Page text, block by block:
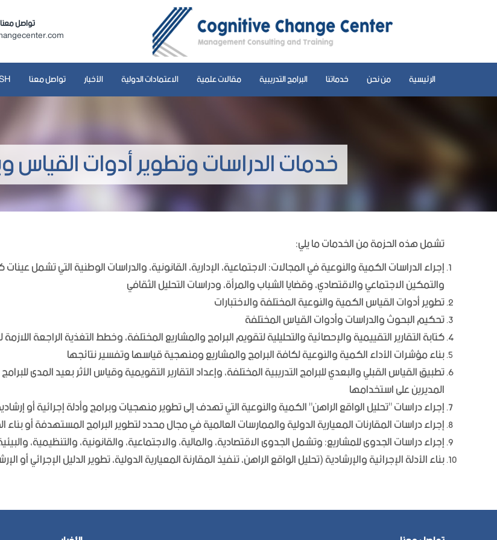
تواصل معنا
تواصل معنا الأخبار الاعتمادات الدولية مقالات علمية البرامج التدريبية خدماتنا من نحن الرئيسية
خدمات الدراسات وتطوير أدوات القياس
تشمل هذه الحزمة من الخدمات ما يلي:
إجراء الدراسات الكمية والنوعية في المجالات: الاجتماعية، الإدارية، القانونية، والدراسات الوطنية التي تشمل
والتمكين الاجتماعي والاقتصادي، وقضايا الشباب والمرأة، ودراسات التحليل الثقافي
تطوير أدوات القياس الكمية والنوعية المختلفة والاختبارات
تحكيم البحوث والدراسات وأدوات القياس المختلفة
كتابة التقارير التقييمية والإحصائية والتحليلية لتقويم البرامج والمشاريع المختلفة، وخطط التغذية الراجعة
بناء مؤشرات الأداء الكمية والنوعية لكافة البرامج والمشاريع ومنهجية قياسها وتفسير نتائجها
تطبيق القياس القبلي والبعدي للبرامج التدريبية المختلفة، وإعداد التقارير التقويمية وقياس الأثر بعيد المدى
المديرين على استخدامها
إجراء دراسات "تحليل الواقع الراهن" الكمية والنوعية التي تهدف إلى تطوير منهجيات وبرامج وأدلة إجرائية أو
إجراء دراسات المقارنات المعيارية الدولية والممارسات العالمية في مجال محدد لتطوير البرامج المستهدفة أو
إجراء دراسات الجدوى للمشاريع: وتشمل الجدوى الاقتصادية، والمالية، والاجتماعية، والقانونية، والتنظيمية،
بناء الأدلة الإجرائية والإرشادية (تحليل الواقع الراهن، تنفيذ المقارنة المعيارية الدولية، تطوير الدليل الإجرائي أو